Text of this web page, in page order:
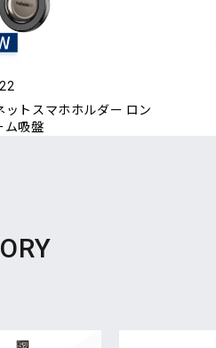
ットスマホホルダー ロン
ム吸盤